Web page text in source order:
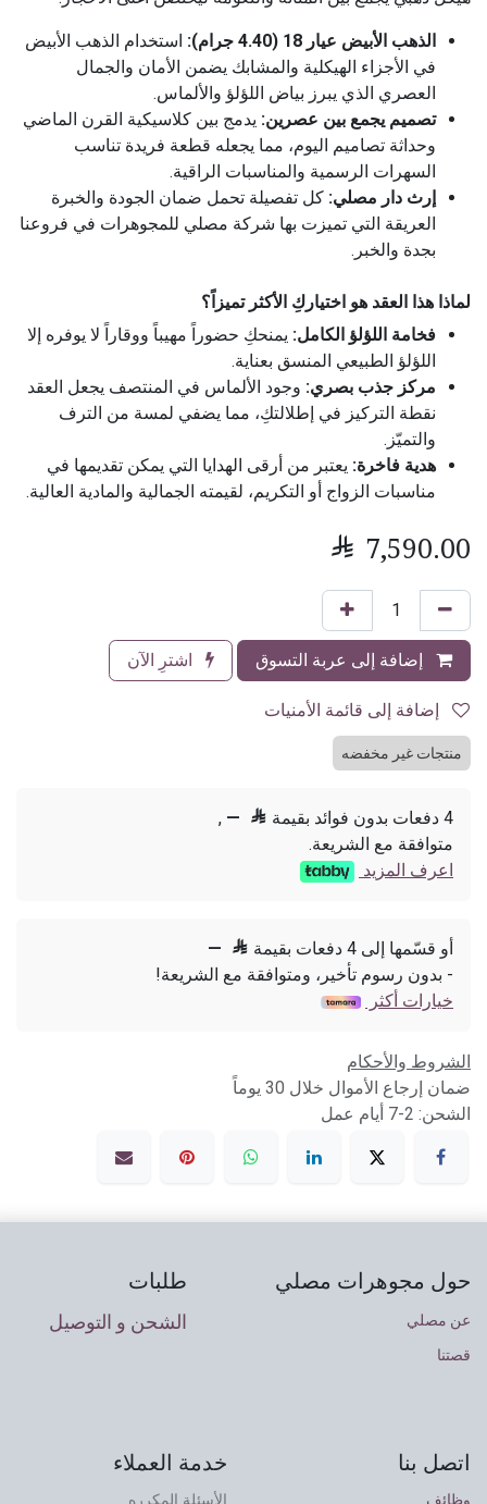
الذهب الأبيض عيار 18 (4.40 جرام):
استخدام الذهب الأبيض
في الأجزاء الهيكلية والمشابك يضمن الأمان والجمال
العصري الذي يبرز بياض اللؤلؤ والألماس.
تصميم يجمع بين عصرين: يدمج بين كلاسيكية القرن الماضي
وحداثة تصاميم اليوم، مما يجعله قطعة فريدة تناسب
السهرات الرسمية والمناسبات الراقية.
إرث دار مصلي: كل تفصيلة تحمل ضمان الجودة والخبرة
العريقة التي تميزت بها شركة مصلي للمجوهرات في فروعنا
بجدة والخبر.
لماذا هذا العقد هو اختياركِ الأكثر تميزاً؟
فخامة اللؤلؤ الكامل: يمنحكِ حضوراً مهيباً ووقاراً لا يوفره إلا
اللؤلؤ الطبيعي المنسق بعناية.
مركز جذب بصري: وجود الألماس في المنتصف يجعل العقد
نقطة التركيز في إطلالتكِ، مما يضفي لمسة من الترف
والتميّز.
هدية فاخرة: يعتبر من أرقى الهدايا التي يمكن تقديمها في
مناسبات الزواج أو التكريم، لقيمته الجمالية والمادية العالية.
 7,590.00
إضافة إلى عربة التسوق اشترِ الآن
منتجات غير مخفضه
4 دفعات بدون فوائد بقيمة 
—
,
متوافقة مع الشريعة.
اعرف المزيد
أو قسّمها إلى 4 دفعات بقيمة 
—
- بدون رسوم تأخير، ومتوافقة مع الشريعة!
خيارات أكثر
الشروط والأحكام
ضمان إرجاع الأموال خلال 30 يوماً
الشحن: 2-7 أيام عمل
حول مجوهرات مصلي
عن مصلي
قصتنا
طلبات
الشحن و التوصيل
اتصل بنا
وظائف
خدمة العملاء
الأسئلة المكرره